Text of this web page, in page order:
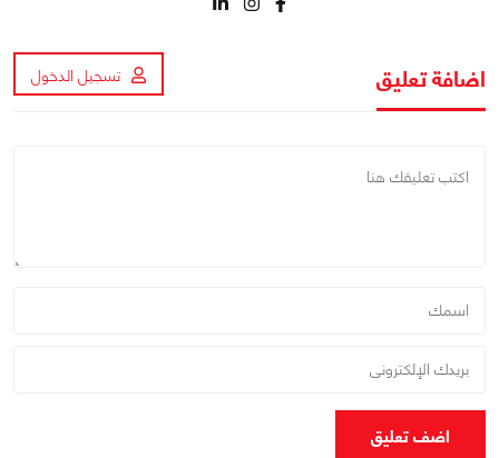
اضافة تعليق تسجيل الدخول
اضف تعليق